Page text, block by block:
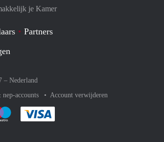
je Kamer
Partners
– Nederland
nep-accounts Account verwijderen
af met Paypal
gemakkelijk af met Mastercard
Je rekent gemakkelijk af met Meastro